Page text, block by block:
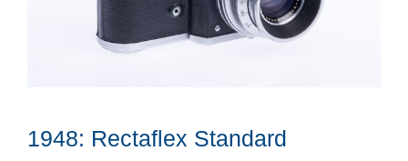
1948: Rectaflex Standard